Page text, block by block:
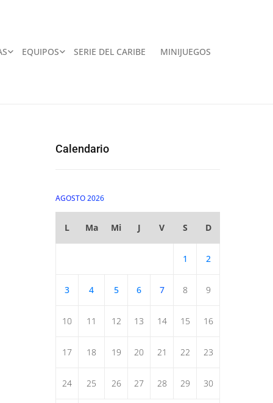
EQUIPOS SERIE DEL CARIBE MINIJUEGOS
Calendario
AGOSTO 2026
L Ma Mi J V S D
1 2
3 4 5 6 7 8 9
10 11 12 13 14 15 16
17 18 19 20 21 22 23
24 25 26 27 28 29 30